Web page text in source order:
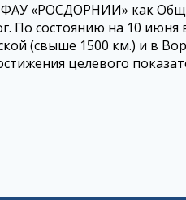
ФАУ «РОСДОРНИИ» как
По состоянию на 10
(свыше 1500 км.) и в
целевого